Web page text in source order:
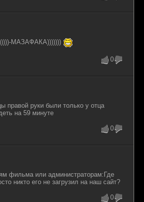
МАЗАФАКА)))))))
0
правой руки были только у отца
на 59 минуте
0
фильма или администраторам:Где
никто его не загрузил на наш сайт?
0